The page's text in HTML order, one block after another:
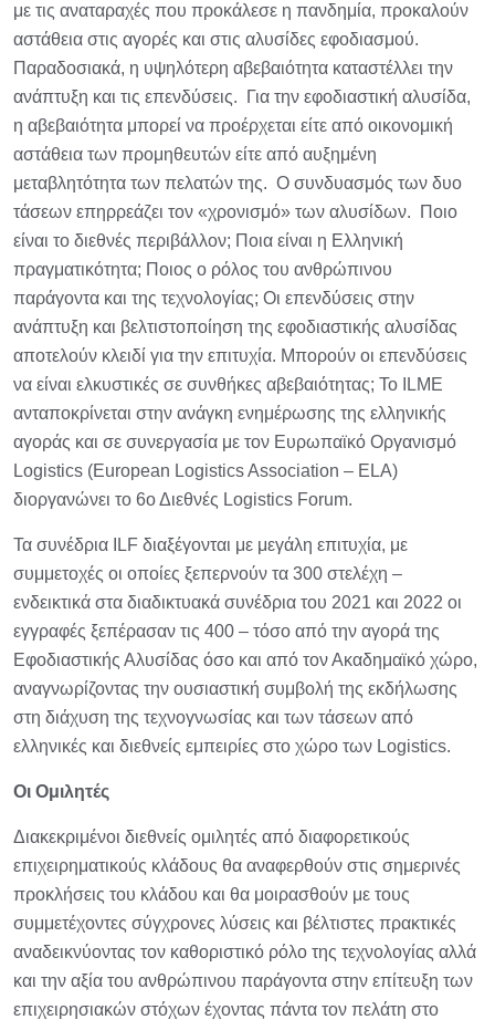
με τις αναταραχές που προκάλεσε η πανδημία, προκαλούν
αστάθεια στις αγορές και στις αλυσίδες εφοδιασμού.
Παραδοσιακά, η υψηλότερη αβεβαιότητα καταστέλλει την
ανάπτυξη και τις επενδύσεις. Για την εφοδιαστική αλυσίδα,
η αβεβαιότητα μπορεί να προέρχεται είτε από οικονομική
αστάθεια των προμηθευτών είτε από αυξημένη
μεταβλητότητα των πελατών της. Ο συνδυασμός των δυο
τάσεων επηρρεάζει τον «χρονισμό» των αλυσίδων. Ποιο
είναι το διεθνές περιβάλλον; Ποια είναι η Ελληνική
πραγματικότητα; Ποιος ο ρόλος του ανθρώπινου
παράγοντα και της τεχνολογίας; Οι επενδύσεις στην
ανάπτυξη και βελτιστοποίηση της εφοδιαστικής αλυσίδας
αποτελούν κλειδί για την επιτυχία. Μπορούν οι επενδύσεις
να είναι ελκυστικές σε συνθήκες αβεβαιότητας; Το ILME
ανταποκρίνεται στην ανάγκη ενημέρωσης της ελληνικής
αγοράς και σε συνεργασία με τον Ευρωπαϊκό Οργανισμό
Logistics (European Logistics Association – ELA)
διοργανώνει το 6ο Διεθνές Logistics Forum.
Τα συνέδρια ILF διαξέγονται με μεγάλη επιτυχία, με
συμμετοχές οι οποίες ξεπερνούν τα 300 στελέχη –
ενδεικτικά στα διαδικτυακά συνέδρια του 2021 και 2022 οι
εγγραφές ξεπέρασαν τις 400 – τόσο από την αγορά της
Εφοδιαστικής Αλυσίδας όσο και από τον Ακαδημαϊκό χώρο,
αναγνωρίζοντας την ουσιαστική συμβολή της εκδήλωσης
στη διάχυση της τεχνογνωσίας και των τάσεων από
ελληνικές και διεθνείς εμπειρίες στο χώρο των Logistics.
Οι Ομιλητές
Διακεκριμένοι διεθνείς ομιλητές από διαφορετικούς
επιχειρηματικούς κλάδους θα αναφερθούν στις σημερινές
προκλήσεις του κλάδου και θα μοιρασθούν με τους
συμμετέχοντες σύγχρονες λύσεις και βέλτιστες πρακτικές
αναδεικνύοντας τον καθοριστικό ρόλο της τεχνολογίας αλλά
και την αξία του ανθρώπινου παράγοντα στην επίτευξη των
επιχειρησιακών στόχων έχοντας πάντα τον πελάτη στο